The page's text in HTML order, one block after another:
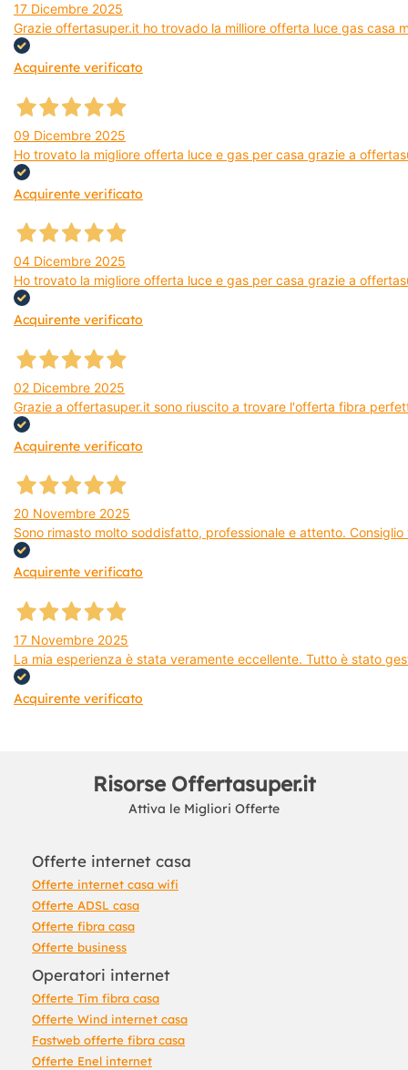
17 Dicembre 2025
Grazie offertasuper.it ho trovado la milliore offerta luce gas casa
Acquirente verificato
09 Dicembre 2025
Ho trovato la migliore offerta luce e gas per casa grazie a
Acquirente verificato
04 Dicembre 2025
Ho trovato la migliore offerta luce e gas per casa grazie a
Acquirente verificato
02 Dicembre 2025
Grazie a offertasuper.it sono riuscito a trovare l'offerta fibra
Acquirente verificato
20 Novembre 2025
Sono rimasto molto soddisfatto, professionale e attento.
Acquirente verificato
17 Novembre 2025
La mia esperienza è stata veramente eccellente. Tutto è stato
Acquirente verificato
Risorse Offertasuper.it
Attiva le Migliori Offerte
Offerte internet casa
Offerte internet casa wifi
Offerte ADSL casa
Offerte fibra casa
Offerte business
Operatori internet
Offerte Tim fibra casa
Offerte Wind internet casa
Fastweb offerte fibra casa
Offerte Enel internet